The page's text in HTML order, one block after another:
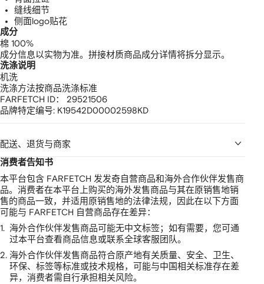
缝线细节
侧面logo贴花
成分
棉 100%
成分信息以实物为准。拼接材质商品成分详情将拆分显示。
洗涤说明
机洗
洗涤方法按商品洗涤标准
FARFETCH ID： 29521506
品牌特定编号: K19542D00002598KD
配送、退货与商家
消费者告知书
本平台包含 FARFETCH 发发奇自营商品和海外合作伙伴发售商
品。消费者在本平台上购买的海外发售商品与其在原销售地销
售的商品一致，并适用原销售地的法律法规，因此在以下方面
可能与 FARFETCH 自营商品存在差异：
1. 海外合作伙伴发售商品可能无中文标签；如有需要，您可通
过本平台查看商品信息或联系全球客服团队。
2. 海外合作伙伴发售商品符合原产地有关质量、安全、卫生、
环保、标签等标准或技术规格，可能与中国相关标准存在差
异，消费者需自行承担相关风险。